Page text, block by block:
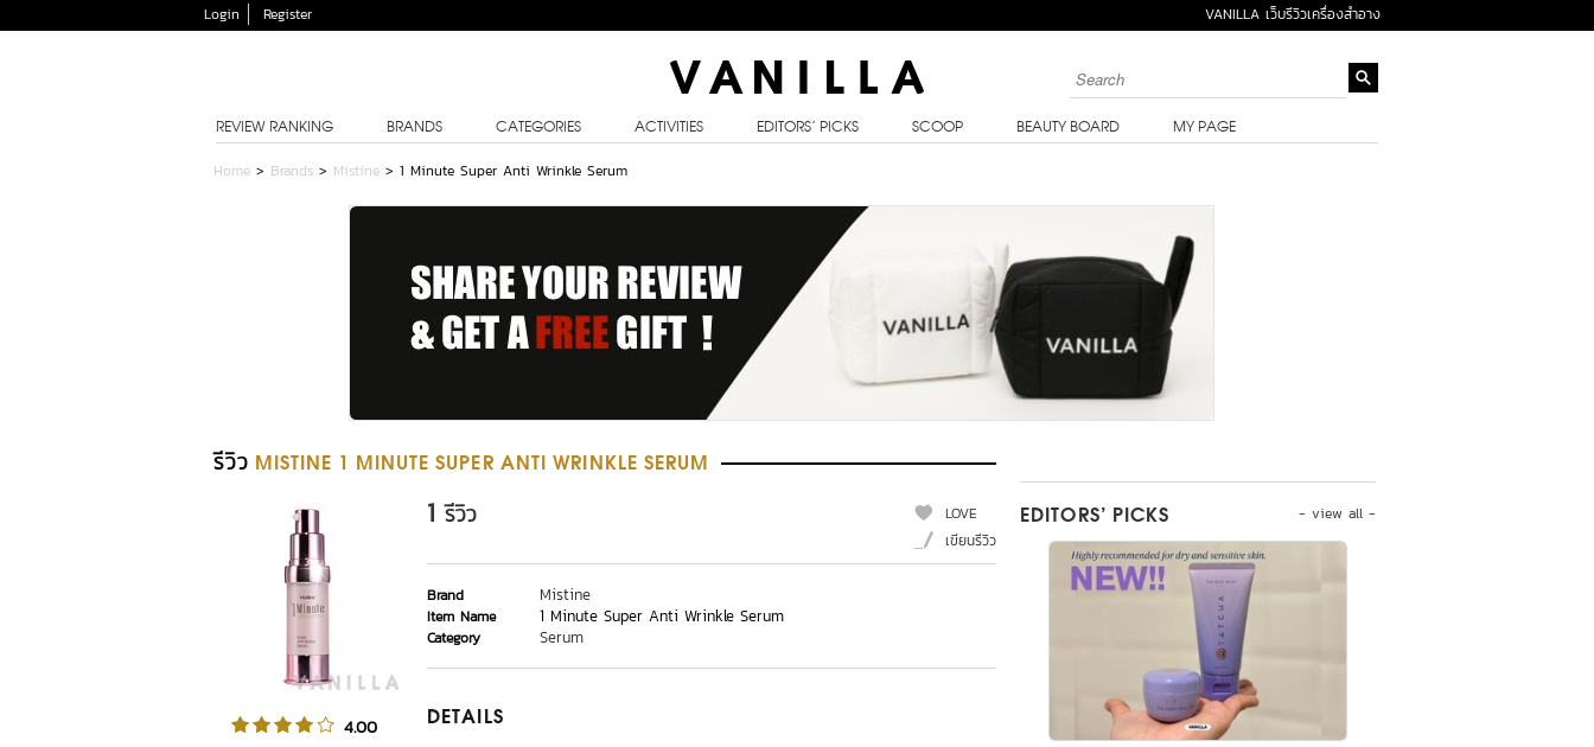
Login Register VANILLA เว็บรีวิวเครื่องสำอาง
REVIEW RANKING BRANDS CATEGORIES ACTIVITIES EDITORS’ PICKS SCOOP BEAUTY BOARD MY PAGE
Home > Brands > Mistine > 1 Minute Super Anti Wrinkle Serum
รีวิว MISTINE 1 MINUTE SUPER ANTI WRINKLE SERUM
4.00
1 รีวิว
LOVE
เขียนรีวิว
Brand Mistine
Item Name 1 Minute Super Anti Wrinkle Serum
Category Serum
DETAILS
- view all -
EDITORS’ PICKS